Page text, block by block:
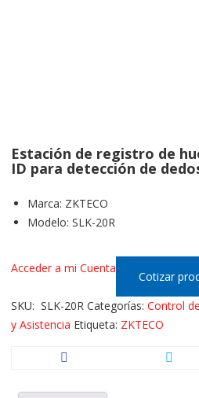
Estación de registro de
ID para detección de
Marca: ZKTECO
Modelo: SLK-20R
Acceder a mi Cuenta
Cotizar
SKU: SLK-20R Categorías: Control
y Asistencia Etiqueta: ZKTECO